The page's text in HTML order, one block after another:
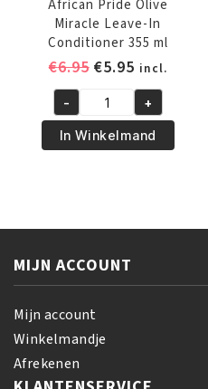
African Pride Olive
Miracle Leave-In
Conditioner 355 ml
€6.95 Oorspronkelijke
was:
€6.95.
€5.95Huidige
prijs
is:
€5.95.
incl.
African
Pride
Olive
355
ml
aantal
- +
In Winkelmand
MIJN ACCOUNT
Mijn account
Winkelmandje
Afrekenen